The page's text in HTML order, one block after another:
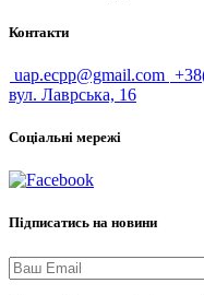
Контакти
uap.ecpp@gmail.com
вул. Лаврська, 16
Соціальні мережі
Підписатись на новини